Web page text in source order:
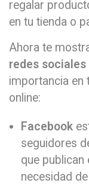
regalar
en tu tienda o
Ahora te
redes sociales
importancia en
online:
Facebook
seguidores
que publican
necesidad